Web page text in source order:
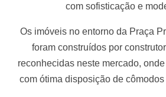
com sofisticação e
Os imóveis no entorno da Praça
foram construídos por
reconhecidas neste mercado,
com ótima disposição de